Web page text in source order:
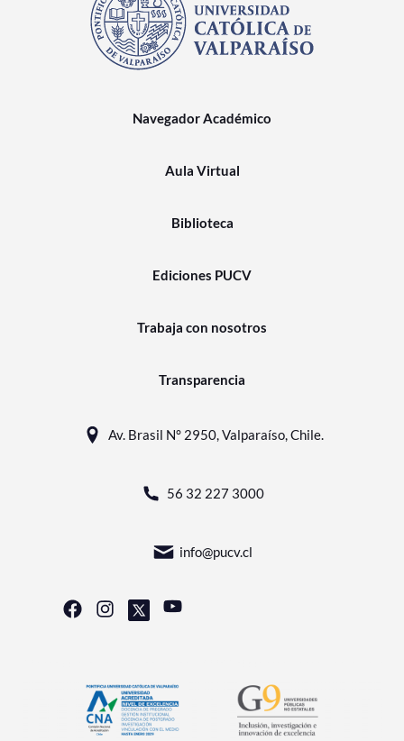
Navegador Académico
Aula Virtual
Biblioteca
Ediciones PUCV
Trabaja con nosotros
Transparencia
Av. Brasil N° 2950, Valparaíso, Chile.
56 32 227 3000
info@pucv.cl